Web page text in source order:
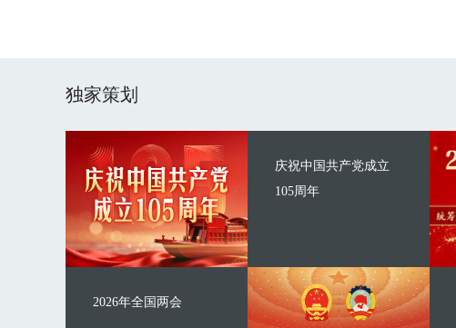
独家策划
庆祝中国共产党成立
105周年
2026年全国两会